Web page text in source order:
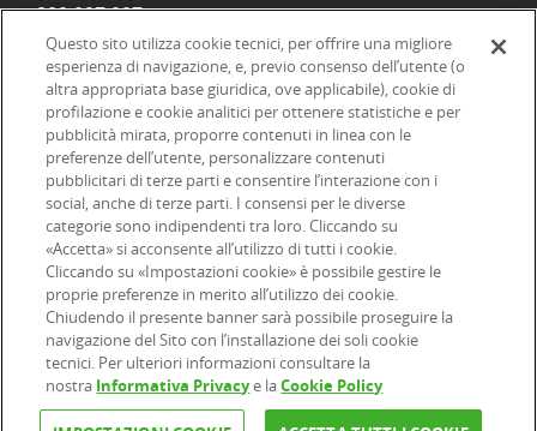
800 097 097
Email
info@onlinesim.it
Social
©2026 Online SIM, società del gruppo bancario ERSEL - P.IVA
12927410154
Informazioni legali| Dichiarazione di accessibilità
| | |
Questo sito utilizza cookie tecnici, per offrire una migliore
esperienza di navigazione, e, previo consenso dell’utente (o
altra appropriata base giuridica, ove applicabile), cookie di
profilazione e cookie analitici per ottenere statistiche e per
pubblicità mirata, proporre contenuti in linea con le
preferenze dell’utente, personalizzare contenuti
pubblicitari di terze parti e consentire l’interazione con i
social, anche di terze parti. I consensi per le diverse
categorie sono indipendenti tra loro. Cliccando su
«Accetta» si acconsente all’utilizzo di tutti i cookie.
Cliccando su «Impostazioni cookie» è possibile gestire le
proprie preferenze in merito all’utilizzo dei cookie.
Chiudendo il presente banner sarà possibile proseguire la
navigazione del Sito con l’installazione dei soli cookie
tecnici. Per ulteriori informazioni consultare la
nostra Informativa Privacye laCookie Policy